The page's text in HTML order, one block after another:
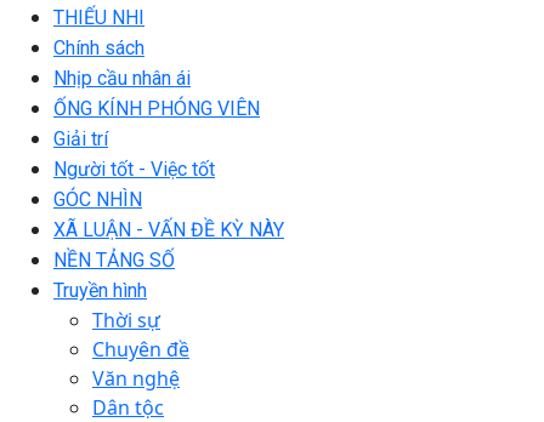
THIẾU NHI
Chính sách
Nhịp cầu nhân ái
ỐNG KÍNH PHÓNG VIÊN
Giải trí
Người tốt - Việc tốt
GÓC NHÌN
XÃ LUẬN - VẤN ĐỀ KỲ NÀY
NỀN TẢNG SỐ
Truyền hình
Thời sự
Chuyên đề
Văn nghệ
Dân tộc